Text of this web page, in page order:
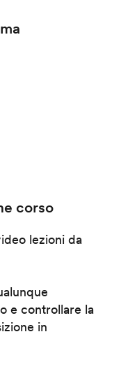
corso
lezioni da
e controllare la
in